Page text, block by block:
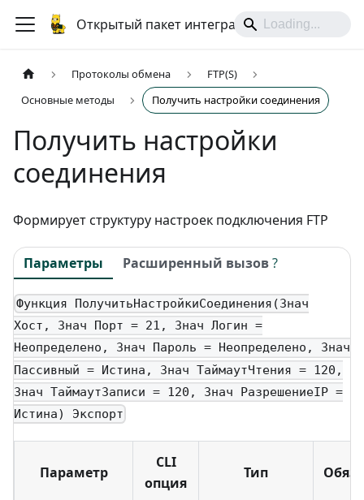
Открытый пакет интеграций
Протоколы обмена
FTP(S)
Основные методы
Получить настройки соединения
Получить настройки
соединения
Формирует структуру настроек подключения FTP
Параметры Расширенный вызов?
Функция ПолучитьНастройкиСоединения(Знач
Хост, Знач Порт = 21, Знач Логин =
Неопределено, Знач Пароль = Неопределено, Знач
Пассивный = Истина, Знач ТаймаутЧтения = 120,
Знач ТаймаутЗаписи = 120, Знач РазрешениеIP =
Истина) Экспорт
Параметр
CLI
опция
Тип Обяз.